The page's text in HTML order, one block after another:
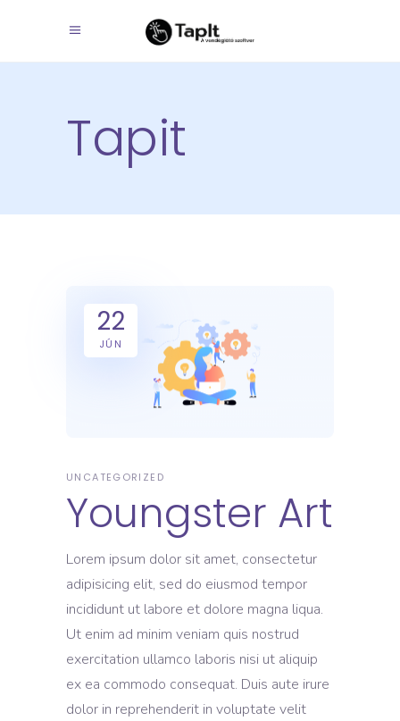
Tapit
22
JÚN
UNCATEGORIZED
Youngster Art
Lorem ipsum dolor sit amet, consectetur
adipisicing elit, sed do eiusmod tempor
incididunt ut labore et dolore magna liqua.
Ut enim ad minim veniam quis nostrud
exercitation ullamco laboris nisi ut aliquip
ex ea commodo consequat. Duis aute irure
dolor in reprehenderit in voluptate velit